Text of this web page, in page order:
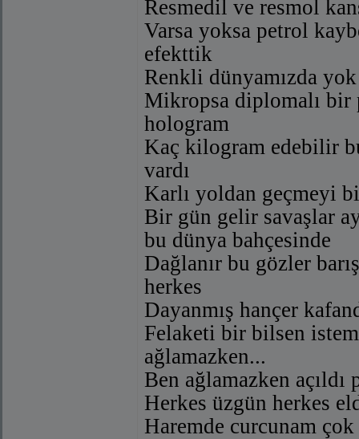
Resmedil ve resmol
Varsa yoksa petrol
efekttik
Renkli dünyamızda
Mikropsa diplomalı bir
hologram
Kaç kilogram edebilir
vardı
Karlı yoldan geçmeyi
Bir gün gelir savaşlar
bu dünya bahçesinde
Dağlanır bu gözler
herkes
Dayanmış hançer
Felaketi bir bilsen
ağlamazken...
Ben ağlamazken
Herkes üzgün herkes
Haremde curcunam